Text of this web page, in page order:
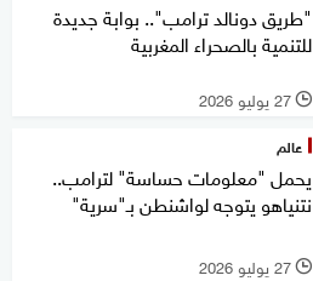
"طريق دونالد ترامب".. بوابة جديدة
للتنمية بالصحراء المغربية
l 27 يوليو 2026
عالم
يحمل "معلومات حساسة" لترامب..
نتنياهو يتوجه لواشنطن بـ"سرية"
l 27 يوليو 2026